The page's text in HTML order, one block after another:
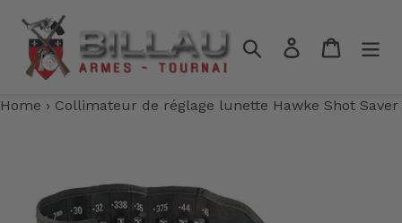
contenu
RechercherSe connecter
Panier
Home › Collimateur de réglage lunette Hawke Shot Saver